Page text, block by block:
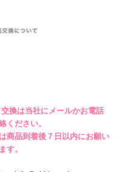
換は当社にメールかお電話
ください。
商品到着後７日以内にお願い
す。